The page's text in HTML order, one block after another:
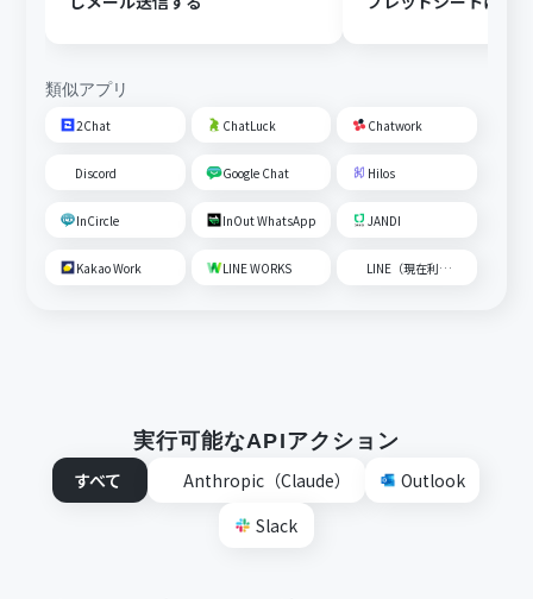
類似アプリ
2Chat ChatLuck Chatwork
Discord Google Chat Hilos
InCircle InOut WhatsApp JANDI
Kakao Work LINE WORKS LINE（現在利用不可）
実行可能なAPIアクション
すべて
Anthropic（Claude）
Outlook
Slack